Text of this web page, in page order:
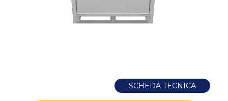
SCHEDA TECNICA